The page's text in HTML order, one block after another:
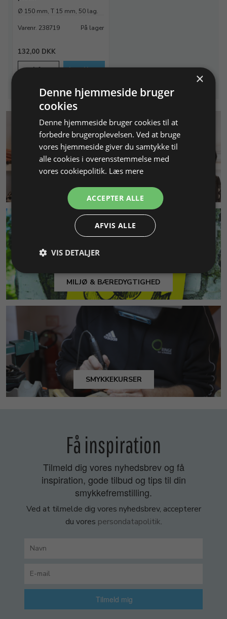
Ø 150 mm, T 15 mm, 50 lag.
Varenr. 238719 På lager
132,00 DKK
Info Læg i kurv
KUNDESERVICE
MILJØ & BÆREDYGTIGHED
SMYKKEKURSER
Få inspiration
Tilmeld dig vores nyhedsbrev og få
inspiration, gode tilbud og tips til din
smykkefremstilling.
Ved at tilmelde dig vores nyhedsbrev, accepterer
du vores persondatapolitik.
Tilmeld mig
×
Denne hjemmeside bruger
cookies
Denne hjemmeside bruger cookies til at
forbedre brugeroplevelsen. Ved at bruge
vores hjemmeside giver du samtykke til
alle cookies i overensstemmelse med
vores cookiepolitik. Læs mere
ACCEPTER ALLE
AFVIS ALLE
VIS DETALJER